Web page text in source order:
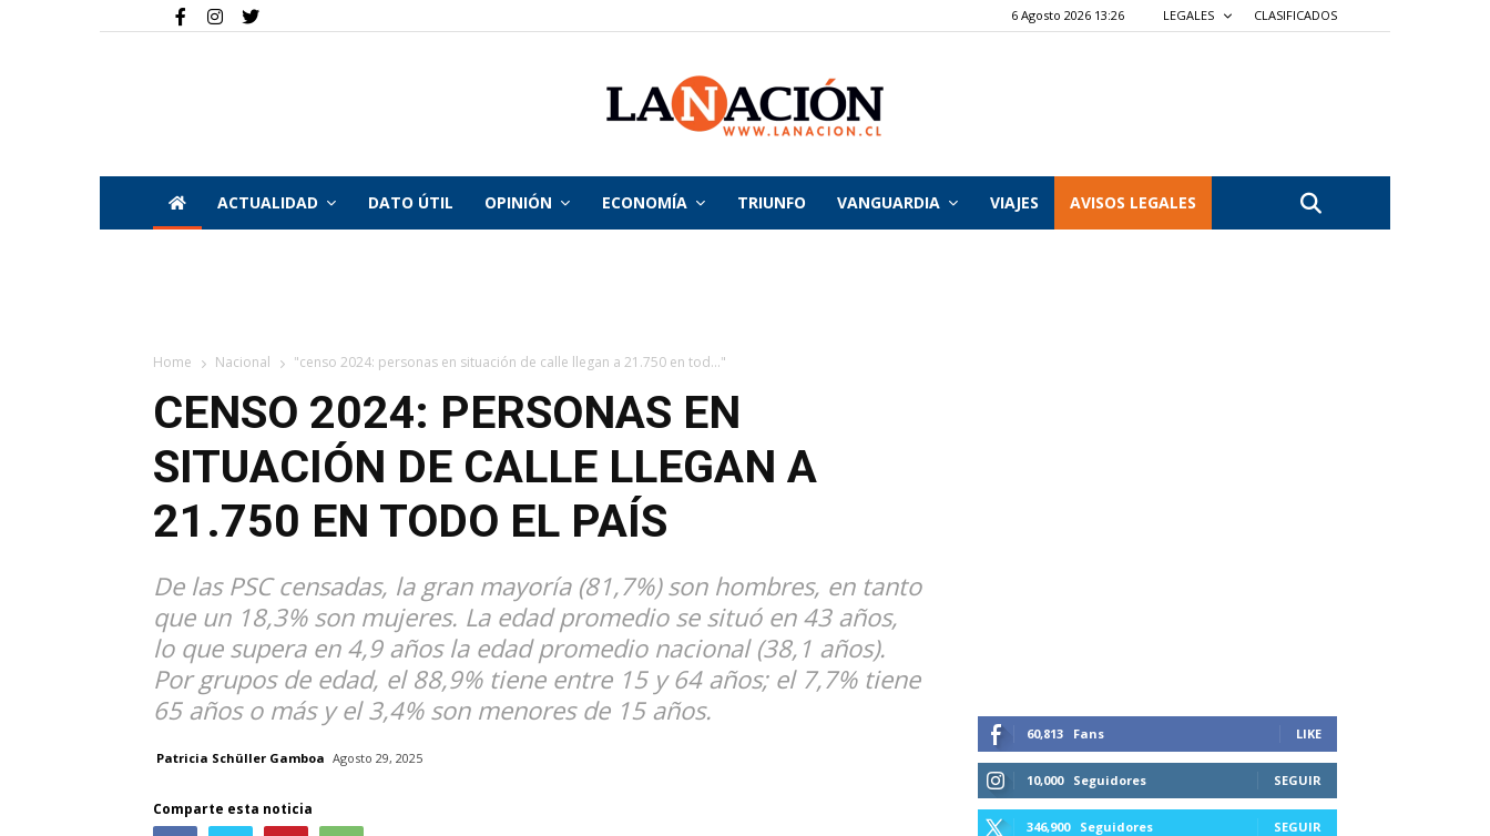
6 Agosto 2026 13:26 LEGALES CLASIFICADOS
La
ACTUALIDAD DATO ÚTIL OPINIÓN ECONOMÍA TRIUNFO VANGUARDIA VIAJES AVISOS LEGALES
Home Nacional "censo 2024: personas en situación de calle llegan a 21.750 en tod..."
CENSO 2024: PERSONAS EN
SITUACIÓN DE CALLE LLEGAN A
21.750 EN TODO EL PAÍS
De las PSC censadas, la gran mayoría (81,7%) son hombres, en tanto
que un 18,3% son mujeres. La edad promedio se situó en 43 años,
lo que supera en 4,9 años la edad promedio nacional (38,1 años).
Por grupos de edad, el 88,9% tiene entre 15 y 64 años; el 7,7% tiene
65 años o más y el 3,4% son menores de 15 años.
Patricia Schüller Gamboa Agosto 29, 2025
Comparte esta noticia
60,813 Fans LIKE
10,000 Seguidores SEGUIR
346,900 Seguidores SEGUIR